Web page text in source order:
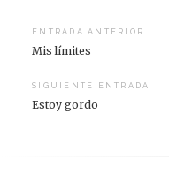
Navegación
de
entradas
ENTRADA ANTERIOR
Mis límites
SIGUIENTE ENTRADA
Estoy gordo